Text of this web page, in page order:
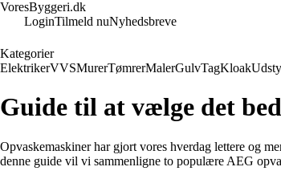
VoresByggeri.dk
LoginTilmeld nuNyhedsbreve
Kategorier
ElektrikerVVSMurerTømrerMalerGulvTagKloak
Guide til at vælge det
Opvaskemaskiner har gjort vores hverdag lettere og
denne guide vil vi sammenligne to populære AEG